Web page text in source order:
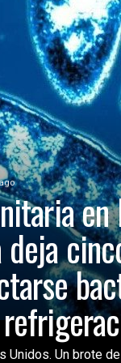
Unidos. Un brote